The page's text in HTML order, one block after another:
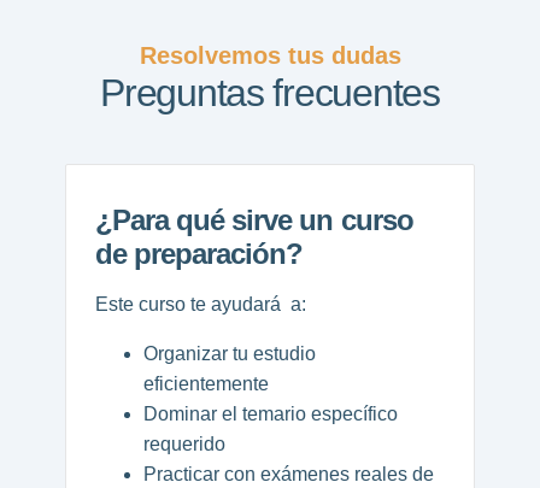
Resolvemos tus dudas
Preguntas frecuentes
¿Para qué sirve un curso
de preparación?
Este curso te ayudará a:
Organizar tu estudio
eficientemente
Dominar el temario específico
requerido
Practicar con exámenes reales de